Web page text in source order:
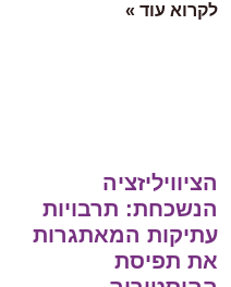
לקרוא עוד »
הציוויליזציה
הנשכחת: תרבויות
עתיקות המאתגרות
את תפיסת